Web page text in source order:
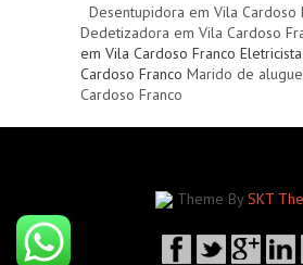
Desentupidora em Vila Cardoso
Dedetizadora em Vila Cardoso
em Vila Cardoso Franco
Cardoso Franco Marido de
Cardoso Franco
Theme By SKT